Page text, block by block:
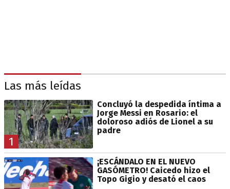
Las más leídas
1
Concluyó la despedida íntima a
Jorge Messi en Rosario: el
doloroso adiós de Lionel a su
padre
¡ESCÁNDALO EN EL NUEVO
GASÓMETRO! Caicedo hizo el
Topo Gigio y desató el caos